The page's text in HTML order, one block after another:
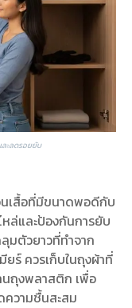
ละลดรอยยับ
เสื้อที่มีขนาดพอดีกับ
หล่และป้องกันการยับ
มตัวยาวที่ทำจาก
ร์ ควรเก็บในถุงผ้าที่
นถุงพลาสติก เพื่อ
ความชื้นสะสม